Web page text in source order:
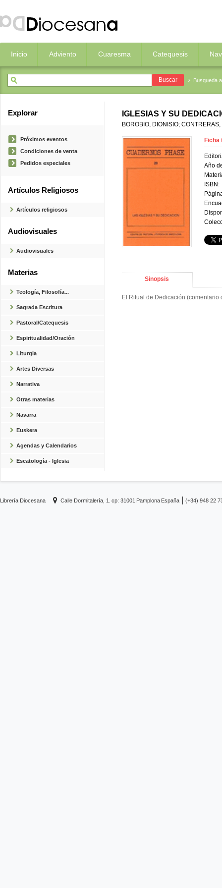
Inicio Adviento Cuaresma Catequesis
Busqueda
Explorar
Próximos eventos
Condiciones de venta
Pedidos especiales
Artículos Religiosos
Artículos religiosos
Audiovisuales
Audiovisuales
Materias
Teología, Filosofía...
Sagrada Escritura
Pastoral/Catequesis
Espiritualidad/Oración
Liturgia
Artes Diversas
Narrativa
Otras materias
Navarra
Euskera
Agendas y Calendarios
Escatología - Iglesia
IGLESIAS Y SU
BOROBIO, DIONISIO; CONTRERAS,
Ficha
Año
ISBN:
Sinopsis
El Ritual de Dedicación (comentario
Librería Diocesana Calle Dormitalería, 1. cp: 31001 Pamplona España (+34) 948 22